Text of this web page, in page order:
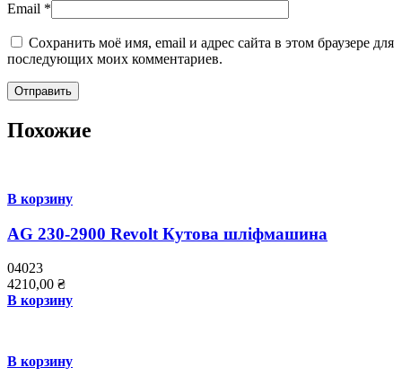
Email *
Сохранить моё имя, email и адрес сайта в этом браузере для
последующих моих комментариев.
Похожие
В корзину
AG 230-2900 Revolt Кутова шліфмашина
04023
4210,00 ₴
В корзину
В корзину